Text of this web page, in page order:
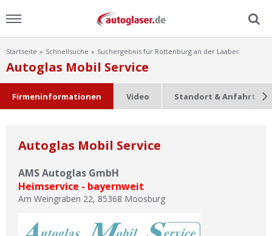
Menu
Home
Ratgeber
Scheibensuche
Startseite Schnellsuche Suchergebnis für Rottenburg an der Laaber
Autoglas Mobil Service
Firmeninformationen Video Standort & Anfahrt
Autoglas Mobil Service
AMS Autoglas GmbH
Heimservice - bayernweit
Am Weingraben 22, 85368 Moosburg